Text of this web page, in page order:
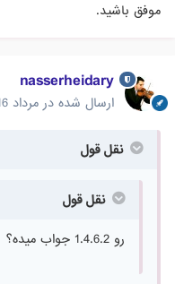
موفق باشید.
nasserheidary
ارسال شده در مرداد 16، 2012
نقل قول
نقل قول
رو 1.4.6.2 جواب میده؟